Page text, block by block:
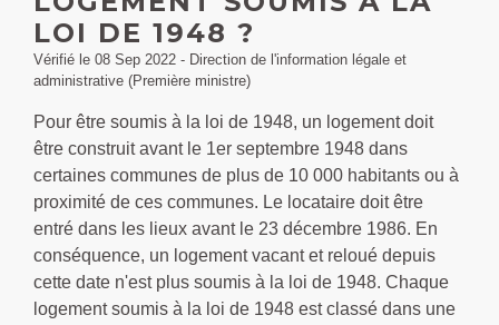
LOI DE 1948 ?
Vérifié le 08 Sep 2022 - Direction de l'information légale et
administrative (Première ministre)
Pour être soumis à la loi de 1948, un logement doit
être construit avant le 1er septembre 1948 dans
certaines communes de plus de 10 000 habitants ou à
proximité de ces communes. Le locataire doit être
entré dans les lieux avant le 23 décembre 1986. En
conséquence, un logement vacant et reloué depuis
cette date n'est plus soumis à la loi de 1948. Chaque
logement soumis à la loi de 1948 est classé dans une